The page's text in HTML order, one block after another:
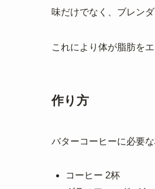
味だけでなく、ブレン
これにより体が脂肪を
作り方
バターコーヒーに必要
コーヒー 2杯